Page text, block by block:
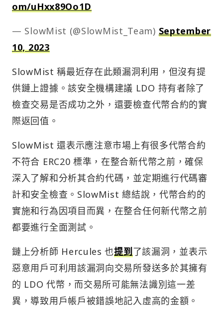
om/uHxx89Oo1D
— SlowMist (@SlowMist_Team) September
10, 2023
SlowMist 稱最近存在此類漏洞利用，但沒有提
供鏈上證據。該安全機構建議 LDO 持有者除了
檢查交易是否成功之外，還要檢查代幣合約的實
際返回值。
SlowMist 還表示應注意市場上有很多代幣合約
不符合 ERC20 標準，在整合新代幣之前，確保
深入了解和分析其合約代碼，並定期進行代碼審
計和安全檢查。SlowMist 總結說，代幣合約的
實施和行為因項目而異，在整合任何新代幣之前
都要進行全面測試。
鏈上分析師 Hercules 也提到了該漏洞，並表示
惡意用戶可利用該漏洞向交易所發送多於其擁有
的 LDO 代幣，而交易所可能無法識別這一差
異，導致用戶帳戶被錯誤地記入虛高的金額。